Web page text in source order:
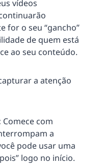
vídeos
for o seu “gancho”
de quem está
ao seu conteúdo.
a atenção
Comece com
a
pode usar uma
logo no início.